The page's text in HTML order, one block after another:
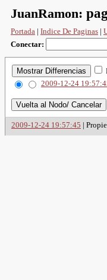
JuanRamon:
Portada | Indice De Paginas |
Conectar:
2009-12-24
2009-12-24 19:57:45 |